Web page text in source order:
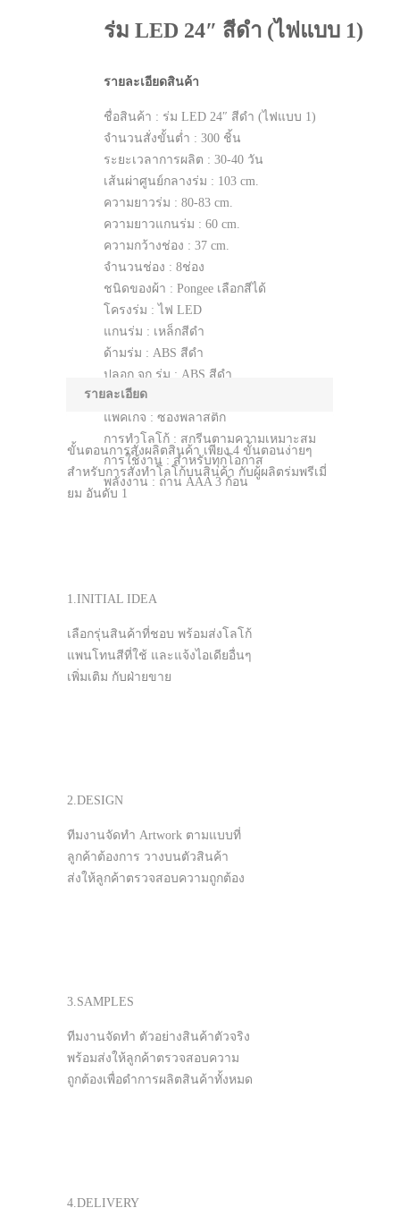
ร่ม LED 24″ สีดำ (ไฟแบบ 1)
รายละเอียดสินค้า
ชื่อสินค้า : ร่ม LED 24″ สีดำ (ไฟแบบ 1)
จำนวนสั่งขั้นต่ำ : 300 ชิ้น
ระยะเวลาการผลิต : 30-40 วัน
เส้นผ่าศูนย์กลางร่ม : 103 cm.
ความยาวร่ม : 80-83 cm.
ความยาวแกนร่ม : 60 cm.
ความกว้างช่อง : 37 cm.
จำนวนช่อง : 8ช่อง
ชนิดของผ้า : Pongee เลือกสีได้
โครงร่ม : ไฟ LED
แกนร่ม : เหล็กสีดำ
ด้ามร่ม : ABS สีดำ
ปลอก จุก ร่ม : ABS สีดำ
ระบบ เปิด-ปิด : Manual
แพคเกจ : ซองพลาสติก
การทำโลโก้ : สกรีนตามความเหมาะสม
การใช้งาน : สำหรับทุกโอกาส
พลังงาน : ถ่าน AAA 3 ก้อน
รายละเอียด
ขั้นตอนการสั่งผลิตสินค้า เพียง 4 ขั้นตอนง่ายๆ
สำหรับการสั่งทำโลโก้บนสินค้า กับผู้ผลิตร่มพรีเมี่
ยม อันดับ 1
1.INITIAL IDEA
เลือกรุ่นสินค้าที่ชอบ พร้อมส่งโลโก้
แพนโทนสีที่ใช้ และแจ้งไอเดียอื่นๆ
เพิ่มเติม กับฝ่ายขาย
2.DESIGN
ทีมงานจัดทำ Artwork ตามแบบที่
ลูกค้าต้องการ วางบนตัวสินค้า
ส่งให้ลูกค้าตรวจสอบความถูกต้อง
3.SAMPLES
ทีมงานจัดทำ ตัวอย่างสินค้าตัวจริง
พร้อมส่งให้ลูกค้าตรวจสอบความ
ถูกต้องเพื่อดำการผลิตสินค้าทั้งหมด
4.DELIVERY